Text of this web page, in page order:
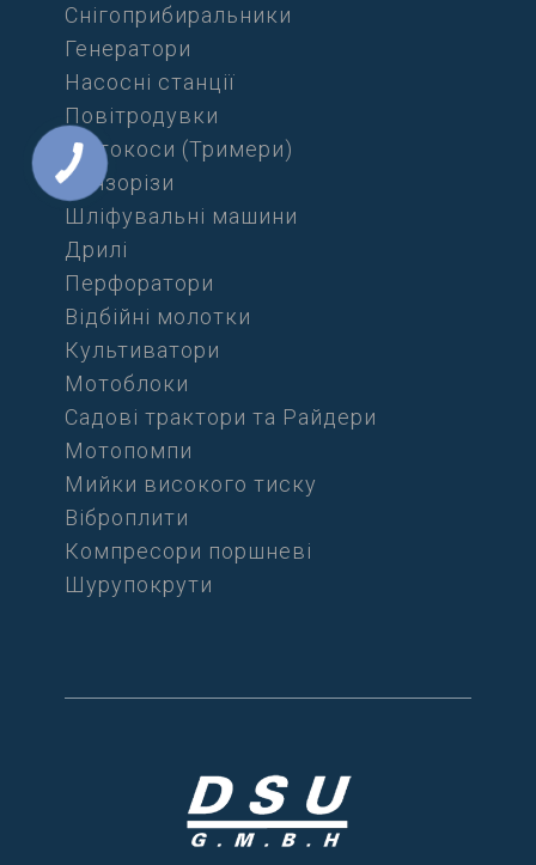
Снігоприбиральники
Генератори
Насосні станції
Повітродувки
Мотокоси (Тримери)
Бензорізи
Шліфувальні машини
Дрилі
Перфоратори
Відбійні молотки
Культиватори
Мотоблоки
Садові трактори та Райдери
Мотопомпи
Мийки високого тиску
Віброплити
Компресори поршневі
Шурупокрути